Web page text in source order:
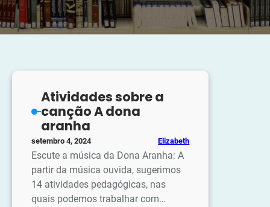
Atividades sobre a
canção A dona
aranha
setembro 4, 2024 Elizabeth
Escute a música da Dona Aranha: A
partir da música ouvida, sugerimos
14 atividades pedagógicas, nas
quais podemos trabalhar com…